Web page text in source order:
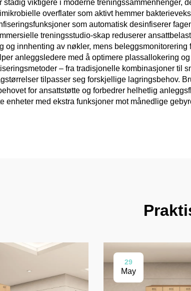
stadig viktigere i moderne
overflater som aktivt hemmer
som automatisk desinfiserer
treningsstudio-skap reduserer
og innhenting av nøkler, mens
anleggsledere med å optimere plassallokering
– fra tradisjonelle kombinasjoner til
tilpasser seg forskjellige lagringsbehov.
for ansattstøtte og forbedrer helhetlig
enheter med ekstra funksjoner mot månedlige
29
May